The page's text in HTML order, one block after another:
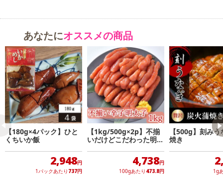
保存方法: -18℃以下で保存
賞味期限: 製造より1年
原産国(最終加工地): 日本
・賞味期限：出荷日より30日以上(冷凍時)
・原産国（最終加工地）：福岡県
・原材料/材質/素材：すけそうだら卵巣、食塩、合成清酒、調味料
(アミノ酸等)、酸化防止剤(ビタミンC)、酵素、サイアシン、酸味
料、発色材
注意事項
あなたにオススメの商品
【180g×4パック】ひと
くちいか飯
2,948円
1パックあたり 737円
【1kg/500g×2p】不揃
いだけどこだわった明太
4,738円
100gあたり 473.8円
【500g】刻み
焼き
1g